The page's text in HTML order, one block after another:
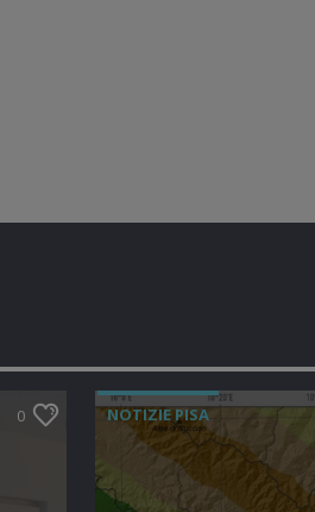
0 NOTIZIE PISA